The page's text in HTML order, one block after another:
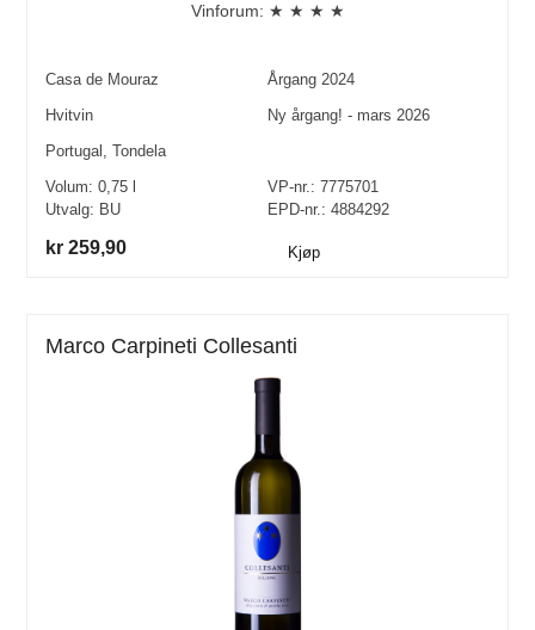
Vinforum: ★ ★ ★ ★
Casa de Mouraz Årgang 2024
Hvitvin
Ny årgang! - mars 2026
Portugal ,Tondela
Volum:0,75
Utvalg: BU
VP-nr.: 7775701
EPD-nr.: 4884292
kr 259,90 Kjøp
Marco Carpineti Collesanti